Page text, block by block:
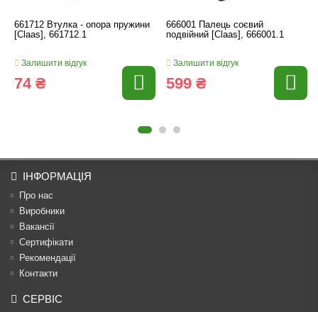
661712 Втулка - опора пружини
[Claas], 661712.1
Залишити відгук
74 ₴
666001 Палець соєвий
подвійний [Claas], 666001.1
Залишити відгук
599 ₴
ІНФОРМАЦІЯ
Про нас
Виробники
Вакансії
Сертифікати
Рекомендації
Контакти
СЕРВІС